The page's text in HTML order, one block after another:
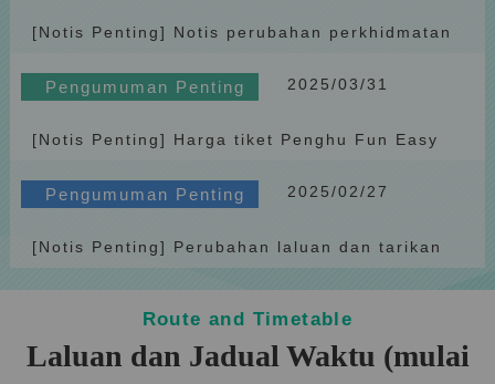
[Notis Penting] Notis perubahan perkhidmatan
2025/03/31
Pengumuman Penting
[Notis Penting] Harga tiket Penghu Fun Easy
2025/02/27
Pengumuman Penting
[Notis Penting] Perubahan laluan dan tarikan
Penghu Fun Easy mulai 1 April 2025
Route and Timetable
Laluan dan Jadual Waktu (mulai